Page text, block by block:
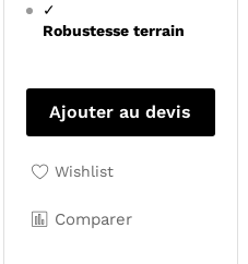
✓
Robustesse terrain
Ajouter au devis
Wishlist
Comparer